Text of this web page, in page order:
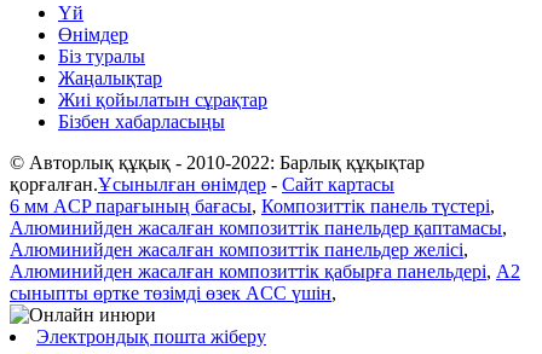
Үй
Өнімдер
Біз туралы
Жаңалықтар
Жиі қойылатын сұрақтар
Бізбен хабарласыңы
© Авторлық құқық - 2010-2022: Барлық құқықтар
қорғалған.Ұсынылған өнімдер - Сайт картасы
6 мм ACP парағының бағасы, Композиттік панель түстері,
Алюминийден жасалған композиттік панельдер қаптамасы,
Алюминийден жасалған композиттік панельдер желісі,
Алюминийден жасалған композиттік қабырға панельдері, A2
сыныпты өртке төзімді өзек ACC үшін,
Электрондық пошта жіберу